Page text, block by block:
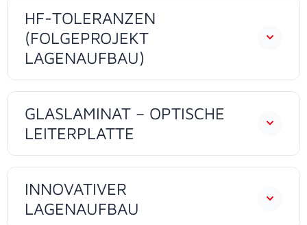
HF-TOLERANZEN
(FOLGEPROJEKT
LAGENAUFBAU)
GLASLAMINAT – OPTISCHE
LEITERPLATTE
INNOVATIVER
LAGENAUFBAU